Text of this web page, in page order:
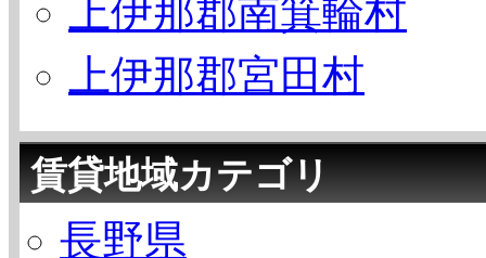
上伊那郡南箕輪村
上伊那郡宮田村
賃貸地域カテゴリ
長野県